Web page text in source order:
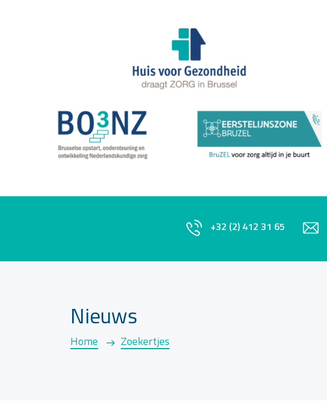
+32 (2) 412 31 65
Nieuws
Home Zoekertjes